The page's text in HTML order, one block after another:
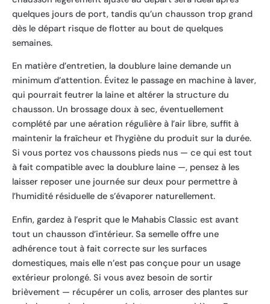
quelques jours de port, tandis qu’un chausson trop grand
dès le départ risque de flotter au bout de quelques
semaines.
En matière d’entretien, la doublure laine demande un
minimum d’attention. Évitez le passage en machine à laver,
qui pourrait feutrer la laine et altérer la structure du
chausson. Un brossage doux à sec, éventuellement
complété par une aération régulière à l’air libre, suffit à
maintenir la fraîcheur et l’hygiène du produit sur la durée.
Si vous portez vos chaussons pieds nus — ce qui est tout
à fait compatible avec la doublure laine —, pensez à les
laisser reposer une journée sur deux pour permettre à
l’humidité résiduelle de s’évaporer naturellement.
Enfin, gardez à l’esprit que le Mahabis Classic est avant
tout un chausson d’intérieur. Sa semelle offre une
adhérence tout à fait correcte sur les surfaces
domestiques, mais elle n’est pas conçue pour un usage
extérieur prolongé. Si vous avez besoin de sortir
brièvement — récupérer un colis, arroser des plantes sur